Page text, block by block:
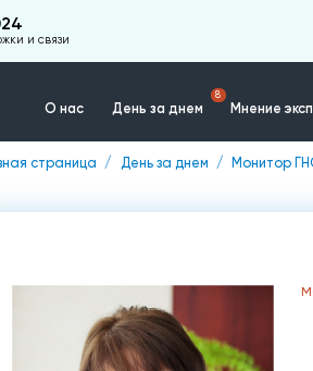
и связи
О нас День за днем
8
Мнение
страница День за днем Монитор